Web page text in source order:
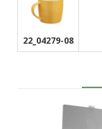
22_04279-08